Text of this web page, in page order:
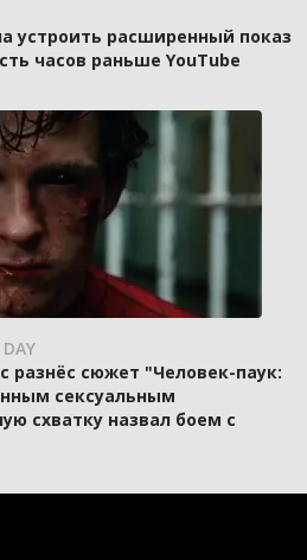
устроить расширенный показ
часов раньше YouTube
разнёс сюжет "Человек-паук:
сексуальным
схватку назвал боем с